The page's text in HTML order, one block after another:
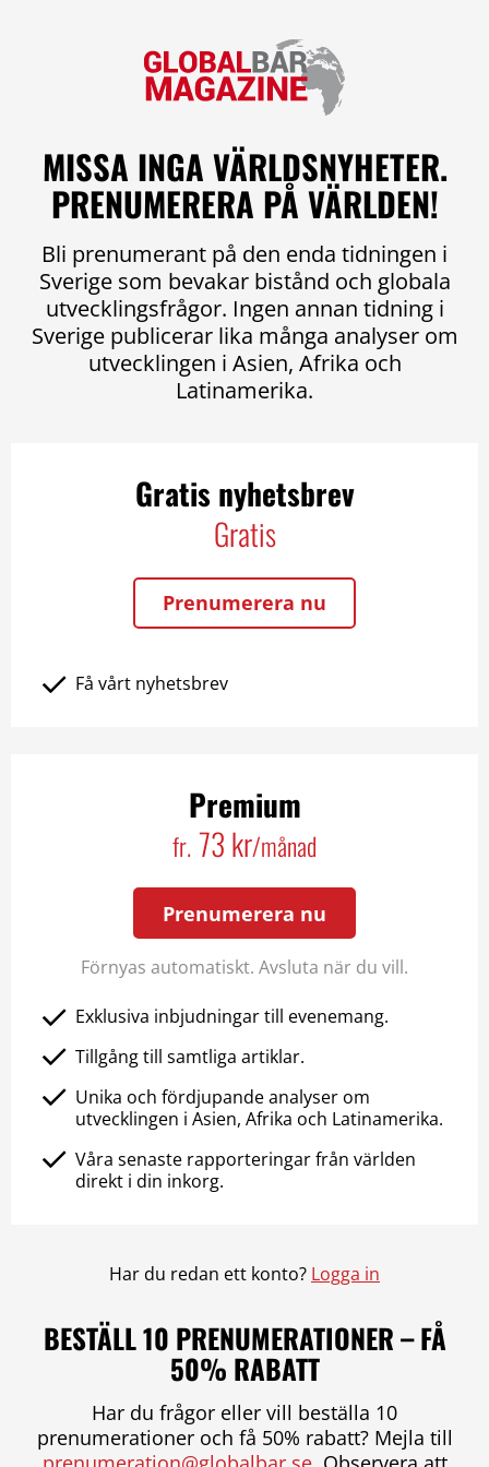
MISSA INGA VÄRLDSNYHETER.
PRENUMERERA PÅ VÄRLDEN!
Bli prenumerant på den enda tidningen i
Sverige som bevakar bistånd och globala
utvecklingsfrågor. Ingen annan tidning i
Sverige publicerar lika många analyser om
utvecklingen i Asien, Afrika och
Latinamerika.
Gratis nyhetsbrev
Gratis
Prenumerera nu
Få vårt nyhetsbrev
Premium
fr. 73 kr/månad
Prenumerera nu
Förnyas automatiskt. Avsluta när du vill.
Exklusiva inbjudningar till evenemang.
Tillgång till samtliga artiklar.
Unika och fördjupande analyser om
utvecklingen i Asien, Afrika och Latinamerika.
Våra senaste rapporteringar från världen
direkt i din inkorg.
Har du redan ett konto? Logga in
BESTÄLL 10 PRENUMERATIONER – FÅ
50% RABATT
Har du frågor eller vill beställa 10
prenumerationer och få 50% rabatt? Mejla till